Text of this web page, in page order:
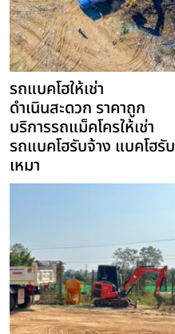
รถแบคโฮให้เช่า
ดำเนินสะดวก ราคาถูก
บริการรถแม็คโครให้เช่า
รถแบคโฮรับจ้าง แบคโฮรับ
เหมา